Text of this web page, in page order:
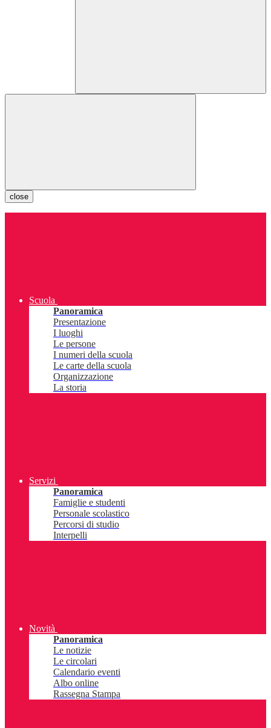
close
Scuola
Panoramica
Presentazione
I luoghi
Le persone
I numeri della scuola
Le carte della scuola
Organizzazione
La storia
Servizi
Panoramica
Famiglie e studenti
Personale scolastico
Percorsi di studio
Interpelli
Novità
Panoramica
Le notizie
Le circolari
Calendario eventi
Albo online
Rassegna Stampa